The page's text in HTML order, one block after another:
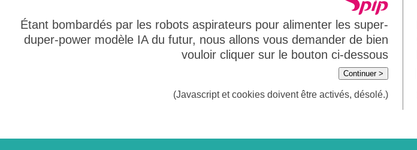
Étant bombardés par les robots aspirateurs pour alimenter les super-
duper-power modèle IA du futur, nous allons vous demander de bien
vouloir cliquer sur le bouton ci-dessous
Continuer >
(Javascript et cookies doivent être activés, désolé.)